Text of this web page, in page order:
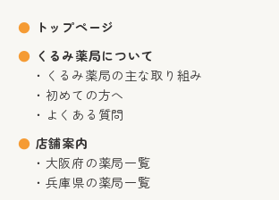
トップページ
くるみ薬局について
くるみ薬局の主な取り組み
初めての方へ
よくある質問
店舗案内
大阪府の薬局一覧
兵庫県の薬局一覧